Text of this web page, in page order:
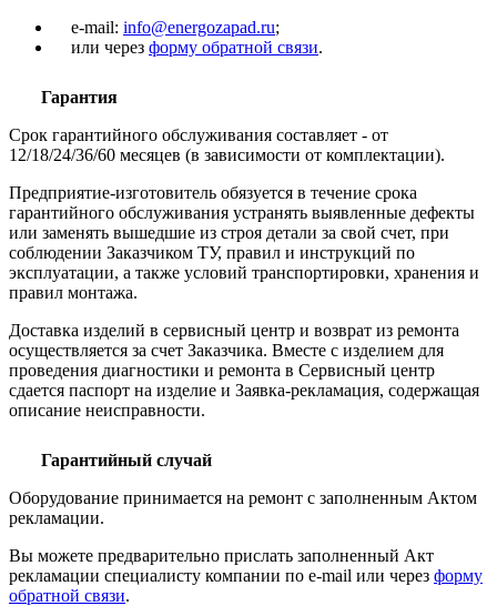
e-mail: info@energozapad.ru;
или через форму обратной связи.
Гарантия
Срок гарантийного обслуживания составляет - от
12/18/24/36/60 месяцев (в зависимости от комплектации).
Предприятие-изготовитель обязуется в течение срока
гарантийного обслуживания устранять выявленные дефекты
или заменять вышедшие из строя детали за свой счет, при
соблюдении Заказчиком ТУ, правил и инструкций по
эксплуатации, а также условий транспортировки, хранения и
правил монтажа.
Доставка изделий в сервисный центр и возврат из ремонта
осуществляется за счет Заказчика. Вместе с изделием для
проведения диагностики и ремонта в Сервисный центр
сдается паспорт на изделие и Заявка-рекламация, содержащая
описание неисправности.
Гарантийный случай
Оборудование принимается на ремонт с заполненным Актом
рекламации.
Вы можете предварительно прислать заполненный Акт
рекламации специалисту компании по e-mail или через форму
обратной связи.